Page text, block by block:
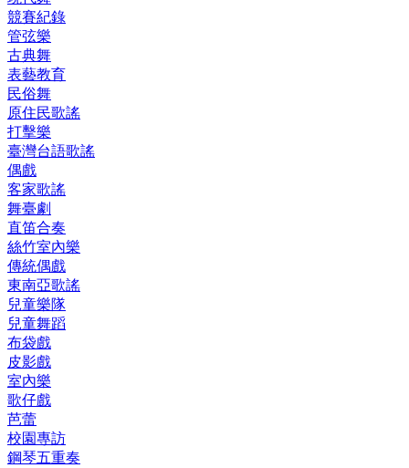
競賽紀錄
管弦樂
古典舞
表藝教育
民俗舞
原住民歌謠
打擊樂
臺灣台語歌謠
偶戲
客家歌謠
舞臺劇
直笛合奏
絲竹室內樂
傳統偶戲
東南亞歌謠
兒童樂隊
兒童舞蹈
布袋戲
皮影戲
室內樂
歌仔戲
芭蕾
校園專訪
鋼琴五重奏